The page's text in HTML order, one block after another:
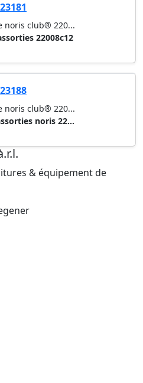
noris club® 220...
22008c12
noris club® 220...
noris 22...
& équipement de